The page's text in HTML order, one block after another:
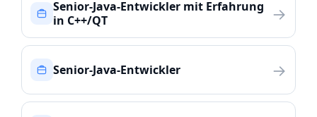
Senior-Java-Entwickler mit Erfahrung
in C++/QT
→
Senior-Java-Entwickler →